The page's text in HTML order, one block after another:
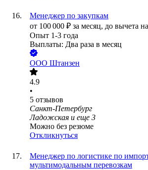
Менеджер по закупкам
от 100 000 ₽ за месяц, до вычета
Опыт 1-3 года
Выплаты: Два раза в месяц
ООО Штанзен
4.9
•
5 отзывов
Санкт-Петербург
Ладожская и еще 3
Можно без резюме
Откликнуться
Менеджер по логистике по
мультимодальным перевозкам